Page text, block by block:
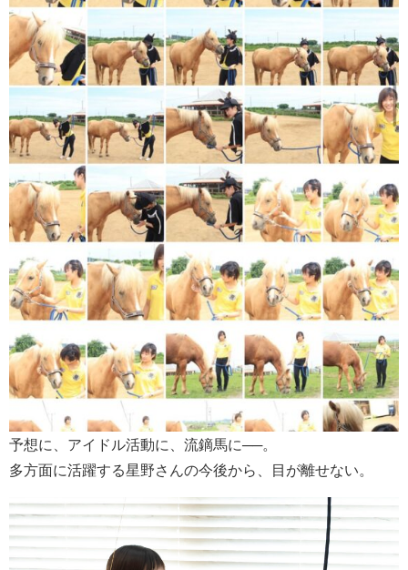
予想に、アイドル活動に、流鏑馬に──。
多方面に活躍する星野さんの今後から、目が離せない。